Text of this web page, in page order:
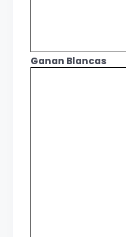
Ganan Blancas